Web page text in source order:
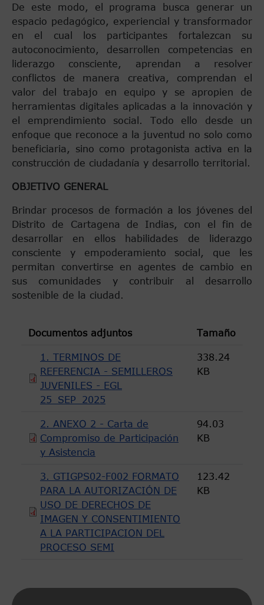
De este modo, el programa busca generar un
espacio pedagógico, experiencial y transformador
en el cual los participantes fortalezcan su
autoconocimiento, desarrollen competencias en
liderazgo consciente, aprendan a resolver
conflictos de manera creativa, comprendan el
valor del trabajo en equipo y se apropien de
herramientas digitales aplicadas a la innovación y
el emprendimiento social. Todo ello desde un
enfoque que reconoce a la juventud no solo como
beneficiaria, sino como protagonista activa en la
construcción de ciudadanía y desarrollo territorial.
OBJETIVO GENERAL
Brindar procesos de formación a los jóvenes del
Distrito de Cartagena de Indias, con el fin de
desarrollar en ellos habilidades de liderazgo
consciente y empoderamiento social, que les
permitan convertirse en agentes de cambio en
sus comunidades y contribuir al desarrollo
sostenible de la ciudad.
Documentos adjuntos Tamaño
1. TERMINOS DE
REFERENCIA - SEMILLEROS
JUVENILES - EGL
25_SEP_2025
338.24
KB
2. ANEXO 2 - Carta de
Compromiso de Participación
y Asistencia
94.03
KB
3. GTIGPS02-F002 FORMATO
PARA LA AUTORIZACIÓN DE
USO DE DERECHOS DE
IMAGEN Y CONSENTIMIENTO
A LA PARTICIPACION DEL
PROCESO SEMI
123.42
KB